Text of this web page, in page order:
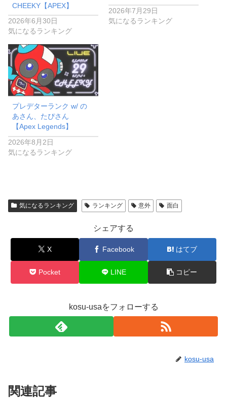
CHEEKY【APEX】
2026年6月30日
気になるランキング
2026年7月29日
気になるランキング
プレデターランク w/ の
あさん、たぴさん
【Apex Legends】
2026年8月2日
気になるランキング
気になるランキング ランキング 意外 面白
シェアする
X Facebook はてブ
Pocket LINE コピー
kosu-usaをフォローする
kosu-usa
関連記事